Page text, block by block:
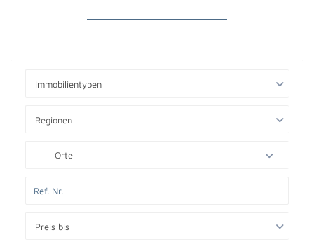
Immobilientypen
Regionen
Orte
Preis bis